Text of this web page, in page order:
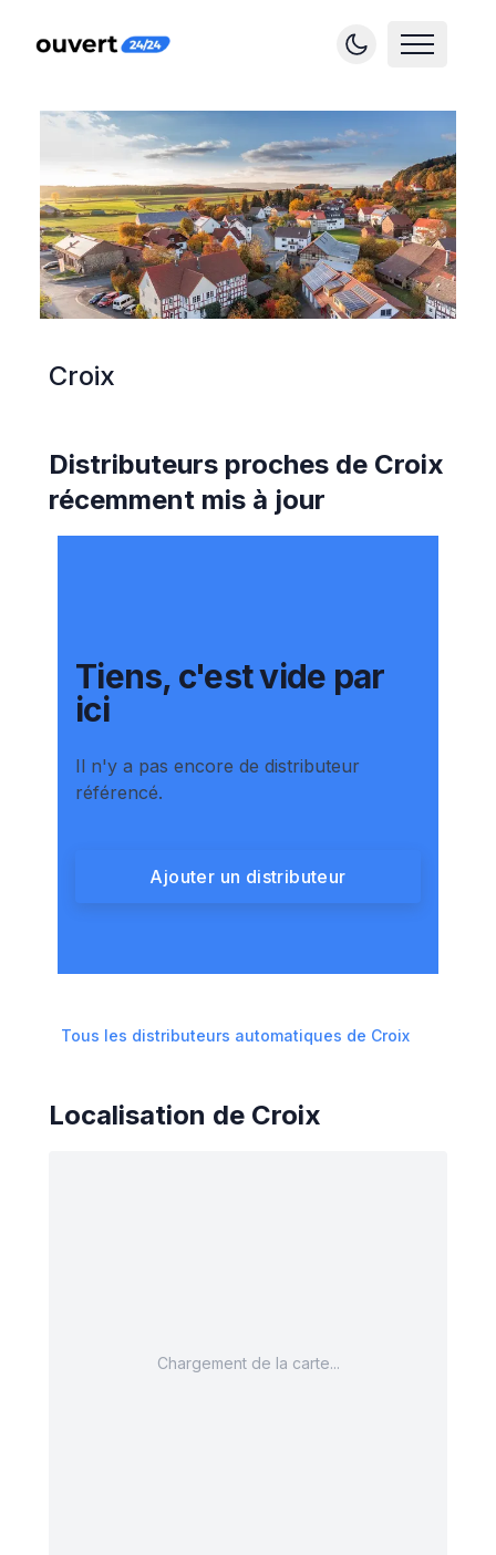
Croix
Distributeurs proches de Croix
récemment mis à jour
Tiens, c'est vide par
ici
Il n'y a pas encore de distributeur
référencé.
Ajouter un distributeur
Tous les distributeurs automatiques de Croix
Localisation de Croix
Chargement de la carte...